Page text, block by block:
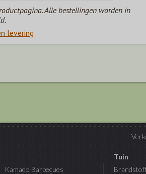
Alle bestellingen worden in
levering
Kamado Barbecues
Tuin